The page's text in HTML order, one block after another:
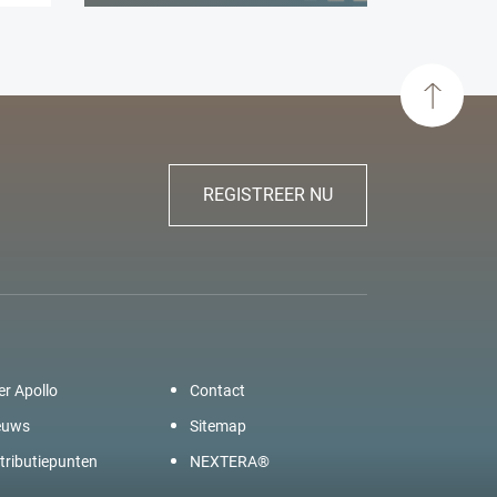
REGISTREER NU
Apollo
Contact
Sitemap
NEXTERA®